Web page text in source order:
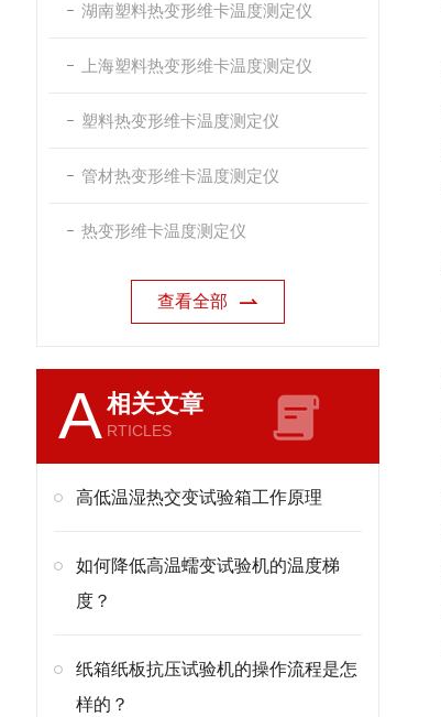
湖南塑料热变形维卡温度测定仪
上海塑料热变形维卡温度测定仪
塑料热变形维卡温度测定仪
管材热变形维卡温度测定仪
热变形维卡温度测定仪
查看全部
A相关文章
RTICLES
高低温湿热交变试验箱工作原理
如何降低高温蠕变试验机的温度梯
度？
纸箱纸板抗压试验机的操作流程是怎
样的？